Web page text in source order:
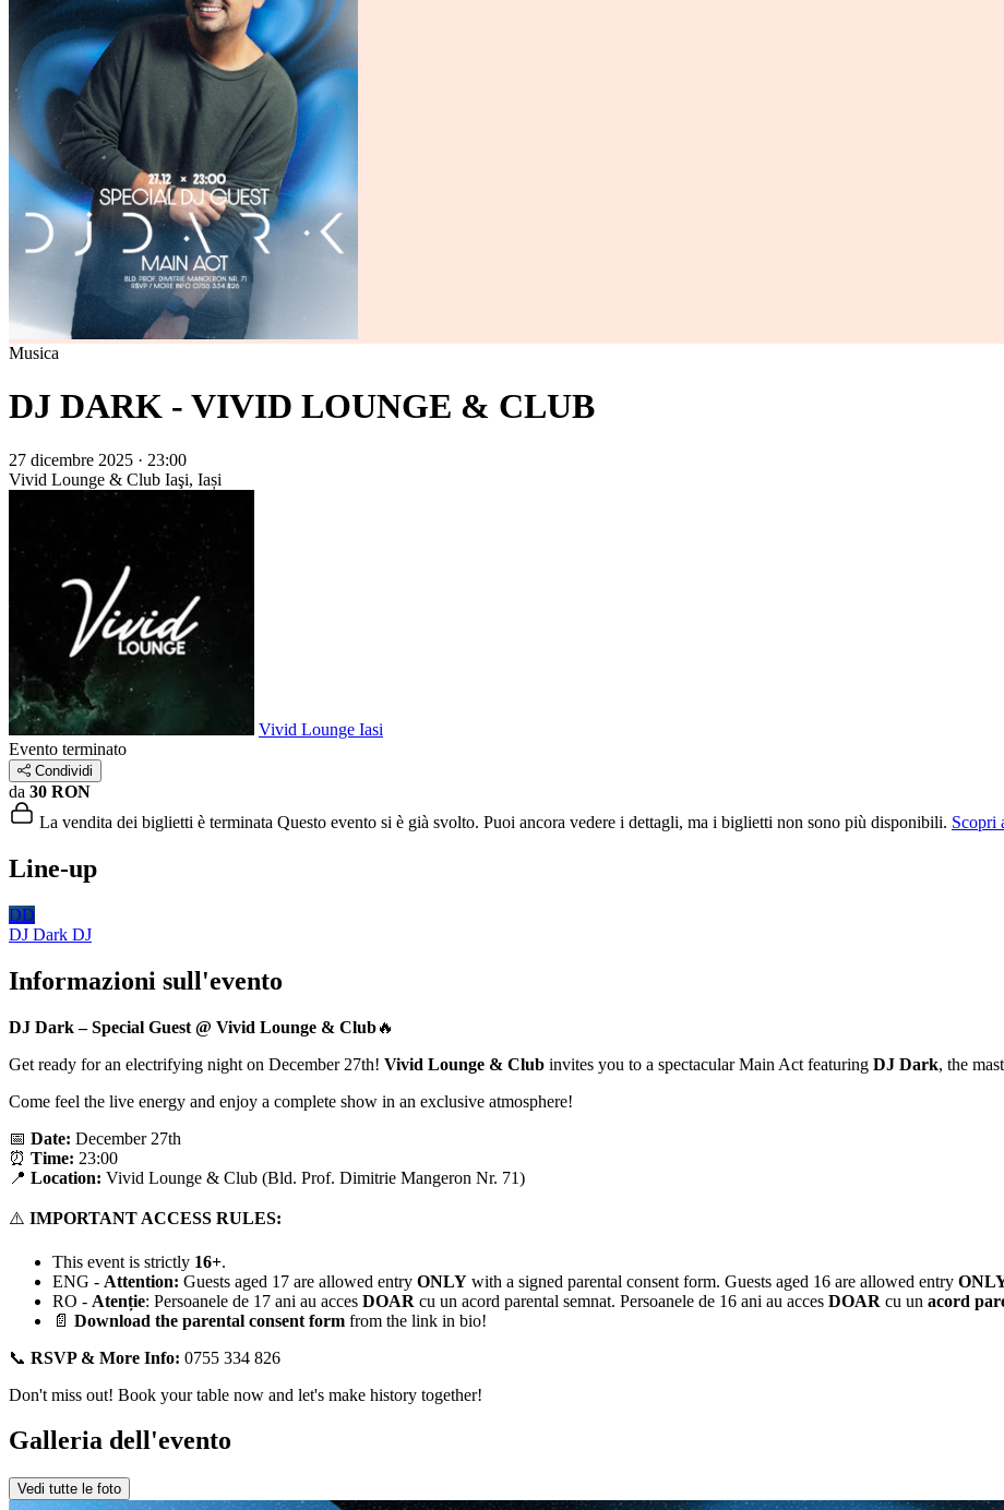
Musica
DJ DARK - VIVID LOUNGE & CLUB
27 dicembre 2025 · 23:00
Vivid Lounge & Club Iaşi, Iași
Vivid Lounge Iasi
Evento terminato
Condividi
da 30 RON
La vendita dei biglietti è terminata Questo evento si è già svolto. Puoi ancora vedere i dettagli, ma i biglietti non sono più disponibili. Scopri
Line-up
DD
DJ Dark DJ
Informazioni sull'evento
DJ Dark – Special Guest @ Vivid Lounge & Club🔥
Get ready for an electrifying night on December 27th! Vivid Lounge & Club invites you to a spectacular Main Act featuring DJ Dark, the
Come feel the live energy and enjoy a complete show in an exclusive atmosphere!
📅 Date: December 27th
⏰ Time: 23:00
📍 Location: Vivid Lounge & Club (Bld. Prof. Dimitrie Mangeron Nr. 71)
⚠️ IMPORTANT ACCESS RULES:
This event is strictly 16+.
ENG - Attention: Guests aged 17 are allowed entry ONLY with a signed parental consent form. Guests aged 16 are allowed entry
RO - Atenție: Persoanele de 17 ani au acces DOAR cu un acord parental semnat. Persoanele de 16 ani au acces DOAR cu un acord
📄 Download the parental consent form from the link in bio!
📞 RSVP & More Info: 0755 334 826
Don't miss out! Book your table now and let's make history together!
Galleria dell'evento
Vedi tutte le foto